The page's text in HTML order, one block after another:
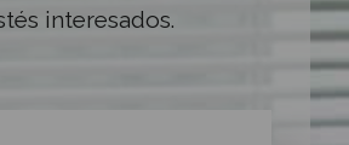
interesados.